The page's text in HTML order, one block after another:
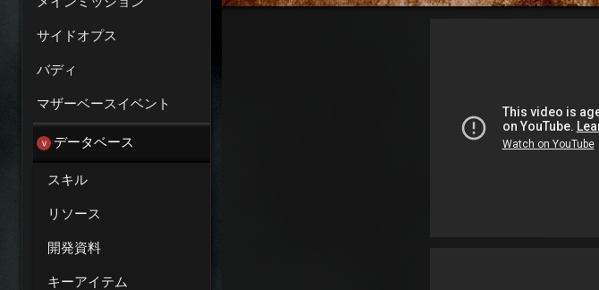
サイドオプス
バディ
マザーベースイベント
データベース
スキル
リソース
開発資料
キーアイテム